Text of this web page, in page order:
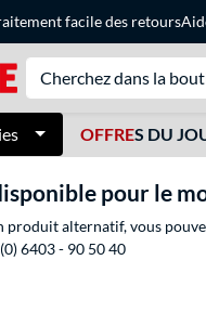
facile des retours
OFFRES DU
pour le
produit alternatif, vous
6403 - 90 50 40